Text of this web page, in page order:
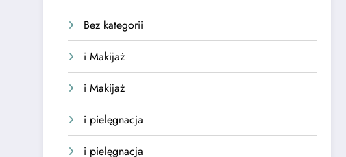
Bez kategorii
i Makijaż
i Makijaż
i pielęgnacja
i pielęgnacja